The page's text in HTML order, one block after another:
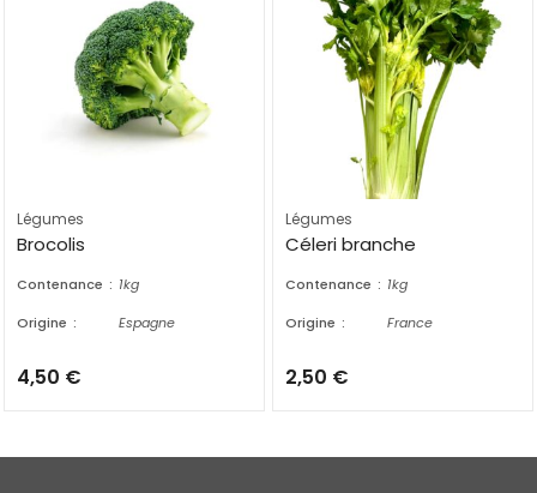
Légumes
Brocolis
Contenance
1kg
Origine
Espagne
4,50 €
Légumes
Céleri branche
Contenance
1kg
Origine
France
2,50 €